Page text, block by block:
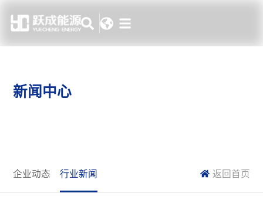
新闻中心
企业动态 行业新闻 返回首页